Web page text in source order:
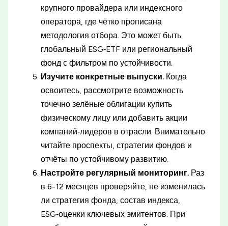
крупного провайдера или индексного
оператора, где чётко прописана
методология отбора. Это может быть
глобальный ESG‑ETF или региональный
фонд с фильтром по устойчивости.
Изучите конкретные выпуски. Когда
освоитесь, рассмотрите возможность
точечно зелёные облигации купить
физическому лицу или добавить акции
компаний‑лидеров в отрасли. Внимательно
читайте проспекты, стратегии фондов и
отчёты по устойчивому развитию.
Настройте регулярный мониторинг. Раз
в 6-12 месяцев проверяйте, не изменилась
ли стратегия фонда, состав индекса,
ESG‑оценки ключевых эмитентов. При